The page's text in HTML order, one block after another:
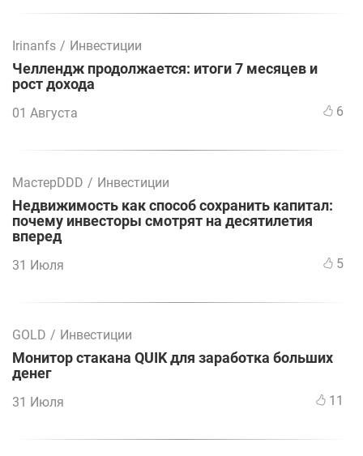
Irinanfs / Инвестиции
Челлендж продолжается: итоги 7 месяцев и
рост дохода
01 Августа 6
МастерDDD / Инвестиции
Недвижимость как способ сохранить капитал:
почему инвесторы смотрят на десятилетия
вперед
31 Июля 5
GOLD / Инвестиции
Монитор стакана QUIK для заработка больших
денег
31 Июля 11